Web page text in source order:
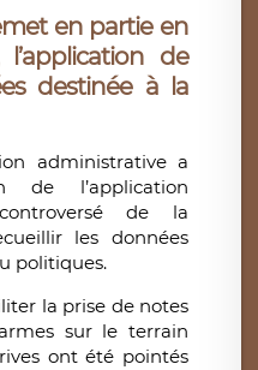
en partie en
l’application de
destinée à la
administrative a
de l’application
de la
les données
politiques.
la prise de notes
sur le terrain
ont été pointés